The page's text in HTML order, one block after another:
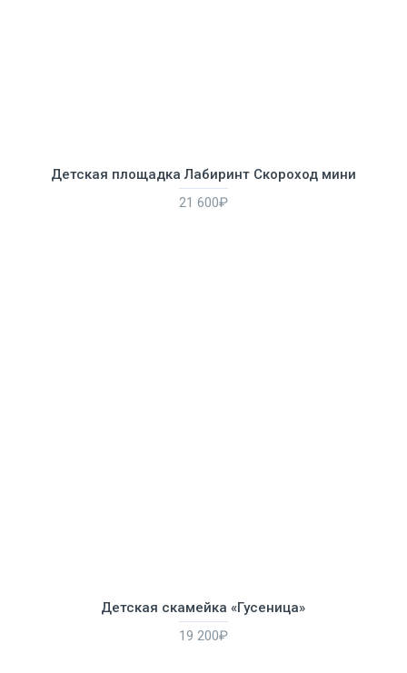
Детская площадка Лабиринт Скороход мини
21 600₽
Детская скамейка «Гусеница»
19 200₽